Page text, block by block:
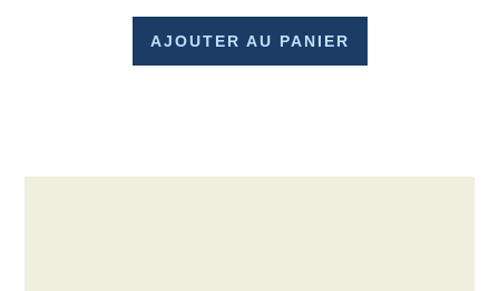
AJOUTER AU PANIER